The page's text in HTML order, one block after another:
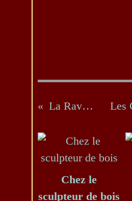
La Ravouille
Chez le
sculpteur de bois